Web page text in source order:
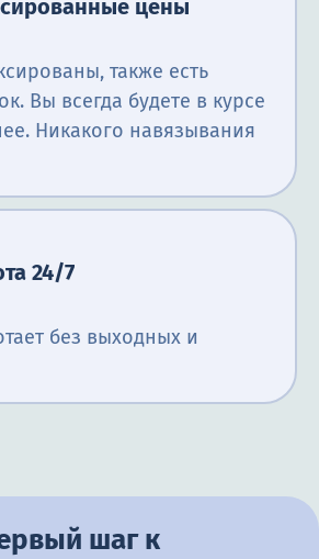
цены
также есть
Вы всегда будете в курсе
Никакого навязывания
24/7
без выходных и
шаг к